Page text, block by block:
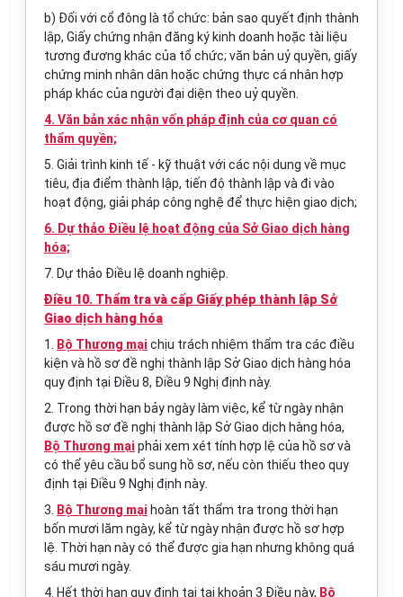
b) Đối với cổ đông là tổ chức: bản sao quyết định thành
lập, Giấy chứng nhận đăng ký kinh doanh hoặc tài liệu
tương đương khác của tổ chức; văn bản uỷ quyền, giấy
chứng minh nhân dân hoặc chứng thực cá nhân hợp
pháp khác của người đại diện theo uỷ quyền.
4. Văn bản xác nhận vốn pháp định của cơ quan có
thẩm quyền;
5. Giải trình kinh tế - kỹ thuật với các nội dung về mục
tiêu, địa điểm thành lập, tiến độ thành lập và đi vào
hoạt động, giải pháp công nghệ để thực hiện giao dịch;
6. Dự thảo Điều lệ hoạt động của Sở Giao dịch hàng
hóa;
7. Dự thảo Điều lệ doanh nghiệp.
Điều 10. Thẩm tra và cấp Giấy phép thành lập Sở
Giao dịch hàng hóa
1.
Bộ Thương mại chịu trách nhiệm thẩm tra các điều
kiện và hồ sơ đề nghị thành lập Sở Giao dịch hàng hóa
quy định tại Điều 8, Điều 9 Nghị định này.
2. Trong thời hạn bảy ngày làm việc, kể từ ngày nhận
được hồ sơ đề nghị thành lập Sở Giao dịch hàng hóa,
Bộ Thương mại phải xem xét tính hợp lệ của hồ sơ và
có thể yêu cầu bổ sung hồ sơ, nếu còn thiếu theo quy
định tại Điều 9 Nghị định này
3.
Bộ Thương mại hoàn tất thẩm tra trong thời hạn
bốn mươi lăm ngày, kể từ ngày nhận được hồ sơ hợp
lệ. Thời hạn này có thể được gia hạn nhưng không quá
sáu mươi ngày.
4. Hết thời hạn quy định tại tại khoản 3 Điều này, Bộ